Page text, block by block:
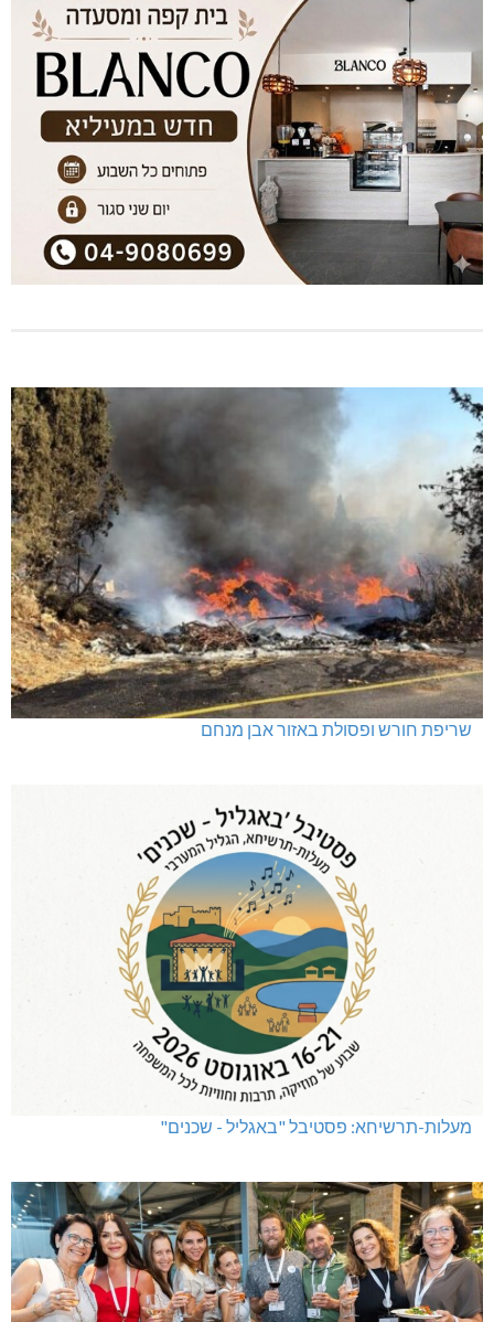
שריפת חורש ופסולת באזור אבן מנחם
מעלות-תרשיחא: פסטיבל "באגליל - שכנים"